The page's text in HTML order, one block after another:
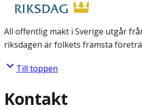
All offentlig makt i Sverige utgår
riksdagen är folkets främsta
Till toppen
Kontakt